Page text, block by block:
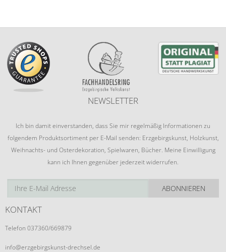
NEWSLETTER
Ich bin damit einverstanden, dass Sie mir regelmäßig Informationen zu
folgendem Produktsortiment per E-Mail senden: Erzgebirgskunst, Holzkunst,
Weihnachts- und Osterdekoration, Spielwaren, Bücher. Meine Einwilligung
kann ich Ihnen gegenüber jederzeit widerrufen.
ABONNIEREN
KONTAKT
Telefon 037360/669879
info@erzgebirgskunst-drechsel.de